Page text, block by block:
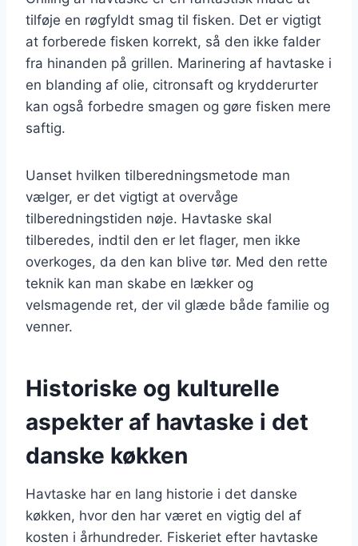
tilføje en røgfyldt smag til fisken. Det er vigtigt
at forberede fisken korrekt, så den ikke falder
fra hinanden på grillen. Marinering af havtaske i
en blanding af olie, citronsaft og krydderurter
kan også forbedre smagen og gøre fisken mere
saftig.
Uanset hvilken tilberedningsmetode man
vælger, er det vigtigt at overvåge
tilberedningstiden nøje. Havtaske skal
tilberedes, indtil den er let flager, men ikke
overkoges, da den kan blive tør. Med den rette
teknik kan man skabe en lækker og
velsmagende ret, der vil glæde både familie og
venner.
Historiske og kulturelle
aspekter af havtaske i det
danske køkken
Havtaske har en lang historie i det danske
køkken, hvor den har været en vigtig del af
kosten i århundreder. Fiskeriet efter havtaske